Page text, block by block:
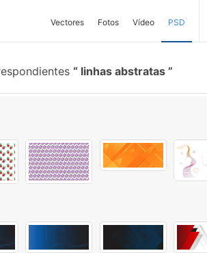
Vectores Fotos Vídeo PSD
linhas abstratas